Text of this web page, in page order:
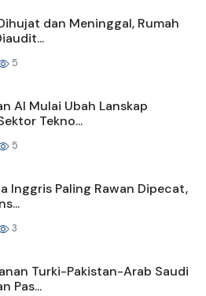
dan Meninggal, Rumah
5
AI Mulai Ubah Lanskap
Tekno...
5
Inggris Paling Rawan Dipecat,
3
Turki-Pakistan-Arab Saudi
Pas...